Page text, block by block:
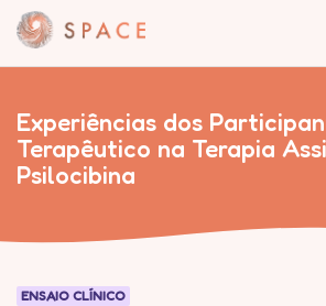
Experiências dos
Terapêutico na Terapia
Psilocibina
ENSAIO CLÍNICO